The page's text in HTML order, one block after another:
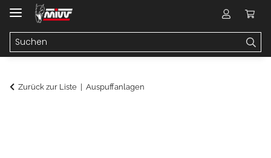
Zurück zur Liste Auspuffanlagen